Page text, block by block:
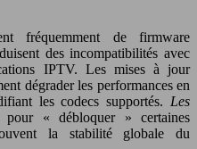
fréquemment de firmware
des incompatibilités avec
IPTV. Les mises à jour
dégrader les performances en
les codecs supportés. Les
pour « débloquer » certaines
la stabilité globale du